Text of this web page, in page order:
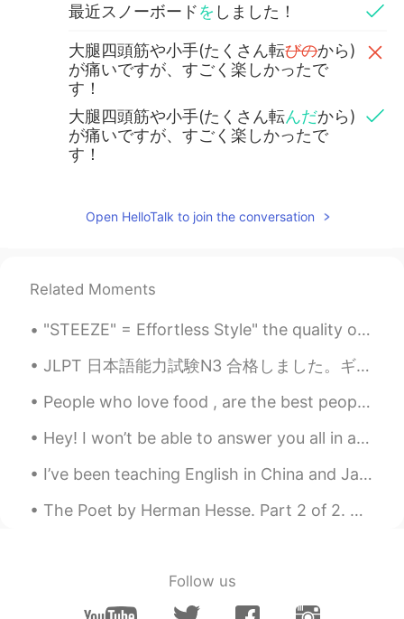
最近スノーボードを しました！
大腿四頭筋や小手(たくさん転びのから)
が痛いですが、すごく楽しかったで
す！
大腿四頭筋や小手(たくさん転んだから)
が痛いですが、すごく楽しかったで
す！
Open HelloTalk to join the conversation
Related Moments
"STEEZE" = Effortless Style" the quality of being fashionable and to describe someone who looks e...
JLPT 日本語能力試験N3 合格しました。ギリギリでも、合格は合格でしょう？ I passed the JLPT japanese language proficiency test by t...
People who love food , are the best people😁 Shout out to all the foodies out there myself include...
Hey! I won’t be able to answer you all in a day, but I’ll try to answer all of you as soon as pos...
I’ve been teaching English in China and Japan for 7 years! I must have taught over 1,000 students...
The Poet by Herman Hesse. Part 2 of 2. The temples of the gods are mine also, and mine the ari...
Follow us